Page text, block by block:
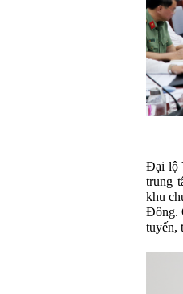
Đại lộ
trung
khu
Đông.
tuyến,